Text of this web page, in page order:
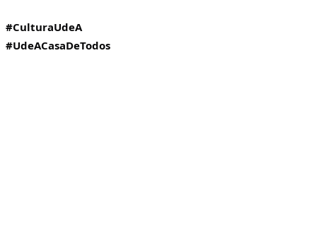
#CulturaUdeA
#UdeACasaDeTodos